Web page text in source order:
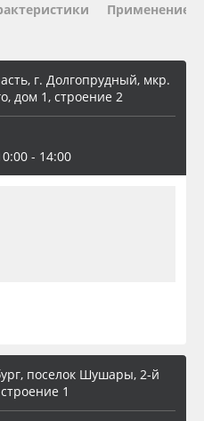
Применение
г. Долгопрудный, мкр.
дом 1, строение 2
- 14:00
поселок Шушары, 2-й
1